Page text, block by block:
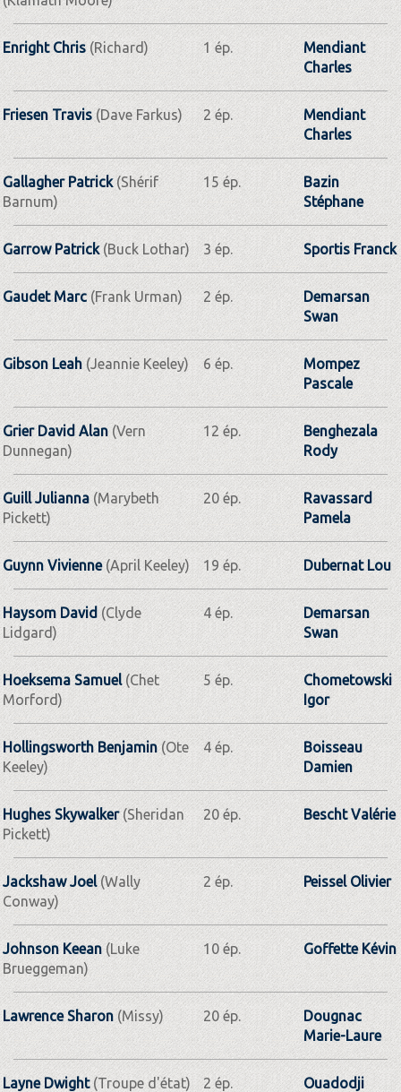
Enright Chris(Richard) 1 ép.
Mendiant
Charles
Friesen Travis(Dave Farkus) 2 ép.
Mendiant
Charles
Gallagher Patrick(Shérif
Barnum)
15 ép.
Bazin
Stéphane
Garrow Patrick(Buck Lothar) 3 ép. Sportis Franck
Gaudet Marc(Frank Urman) 2 ép.
Demarsan
Swan
Gibson Leah (Jeannie Keeley) 6 ép.
Mompez
Pascale
Grier David Alan(Vern
Dunnegan)
12 ép.
Benghezala
Rody
Guill Julianna (Marybeth
Pickett)
20 ép.
Ravassard
Pamela
Guynn Vivienne(April Keeley) 19 ép. Dubernat Lou
Haysom David (Clyde
Lidgard)
4 ép.
Demarsan
Swan
Hoeksema Samuel(Chet
Morford)
5 ép.
Chometowski
Igor
Hollingsworth Benjamin(Ote
Keeley)
4 ép.
Boisseau
Damien
Hughes Skywalker(Sheridan
Pickett)
20 ép. Bescht Valérie
Jackshaw Joel(Wally
Conway)
2 ép. Peissel Olivier
Johnson Keean (Luke
Brueggeman)
10 ép. Goffette Kévin
Lawrence Sharon (Missy) 20 ép.
Dougnac
Marie-Laure
Layne Dwight(Troupe d'état) 2 ép.
Ouadodji